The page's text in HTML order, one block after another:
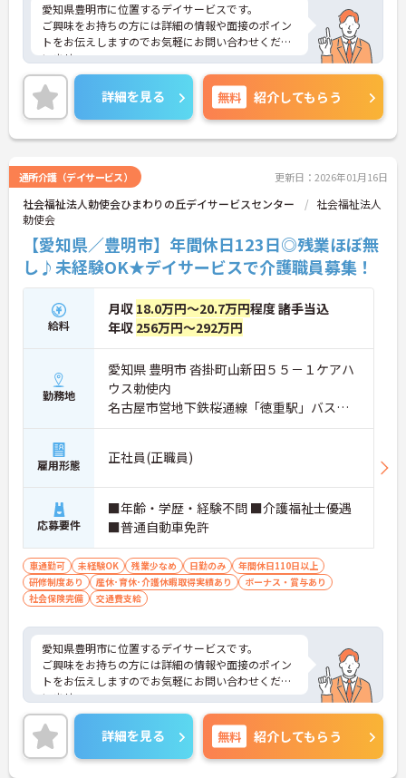
愛知県豊明市に位置するデイサービスです。
ご興味をお持ちの方には詳細の情報や面接のポイン
トをお伝えしますのでお気軽にお問い合わせくださ
いませ。
詳細を見る 無料 紹介してもらう
通所介護（デイサービス） 更新日：2026年01月16日
社会福祉法人勅使会ひまわりの丘デイサービスセンター
社会福祉法人
勅使会
【愛知県／豊明市】年間休日123日◎残業ほぼ無
し♪未経験OK★デイサービスで介護職員募集！
給料
月収 18.0万円～20.7万円程度 諸手当込
年収 256万円～292万円
勤務地
愛知県 豊明市 沓掛町山新田５５－１ケアハ
ウス勅使内
名古屋市営地下鉄桜通線「徳重駅」バス・
車5分
雇用形態 正社員(正職員)
応募要件
■年齢・学歴・経験不問 ■介護福祉士優遇
■普通自動車免許
車通勤可 未経験OK 残業少なめ 日勤のみ
年間休日110日以上
研修制度あり
産休･育休･介護休暇取得実績あり
ボーナス・賞与あり
社会保険完備
交通費支給
愛知県豊明市に位置するデイサービスです。
ご興味をお持ちの方には詳細の情報や面接のポイン
トをお伝えしますのでお気軽にお問い合わせくださ
いませ。
詳細を見る 無料 紹介してもらう